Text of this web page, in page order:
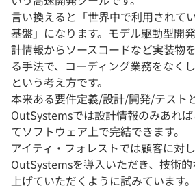
言い換えると「世界中で利用されて
基盤」になります。モデル駆動型開
計情報からソースコードなど実装物
る手法で、コーディング業務をなく
という考え方です。
本来ある要件定義/設計/開発/テスト
OutSystemsでは設計情報のみあれ
てソフトウェア上で完結できます。
アイティ・フォレストでは顧客に対
OutSystemsを導入いただき、技術
上げていただくように試みています。